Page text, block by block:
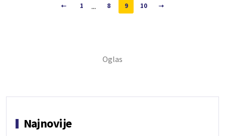
1 ... 8 9 10
Najnovije